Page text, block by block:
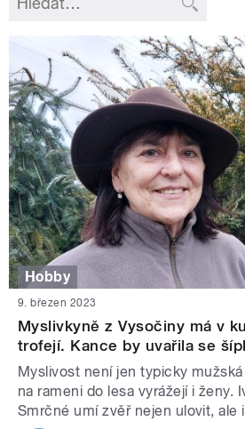
Hobby
9. březen 2023
Myslivkyně z Vysočiny má v
trofejí. Kance by uvařila se
Myslivost není jen typicky
na rameni do lesa vyrážejí i ženy.
Smrčné umí zvěř nejen ulovit, ale